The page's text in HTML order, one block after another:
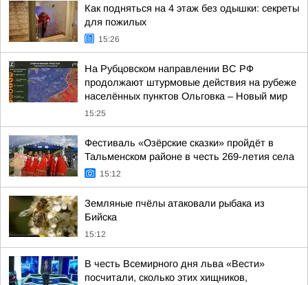
Как подняться на 4 этаж без одышки: секреты
для пожилых
15:26
На Рубцовском направлении ВС РФ
продолжают штурмовые действия на рубеже
населённых пунктов Ольговка – Новый мир
15:25
Фестиваль «Озёрские сказки» пройдёт в
Тальменском районе в честь 269-летия села
15:12
Земляные пчёлы атаковали рыбака из
Бийска
15:12
В честь Всемирного дня льва «Вести»
посчитали, сколько этих хищников,